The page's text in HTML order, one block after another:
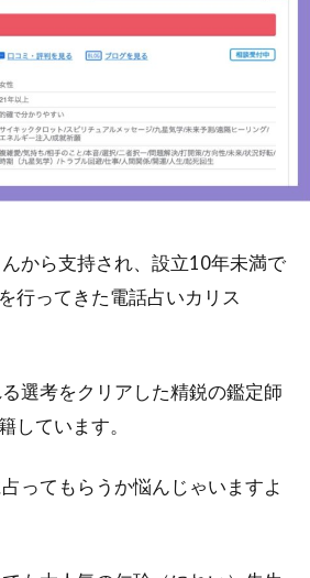
から支持され、設立10年未満で
行ってきた電話占いカリス
選考をクリアした精鋭の鑑定師
しています。
ってもらうか悩んじゃいますよ